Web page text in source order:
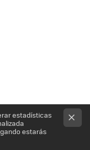
estadísticas
estarás